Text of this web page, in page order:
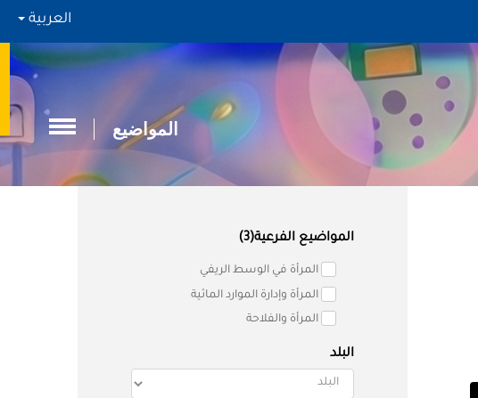
العربية
المواضيع
المواضيع الفرعية(3)
المرأة في الوسط الريفي
المرأة وإدارة الموارد المائية
المرأة والفلاحة
البلد